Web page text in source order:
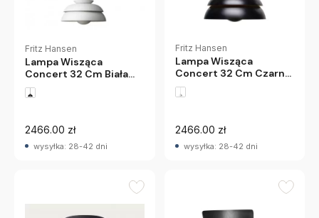
Fritz Hansen
Lampa Wisząca
Concert 32 Cm Biała
Fritz Hansen
2466.00 zł
wysyłka: 28-42 dni
Fritz Hansen
Lampa Wisząca
Concert 32 Cm Czarna
Fritz Hansen
2466.00 zł
wysyłka: 28-42 dni